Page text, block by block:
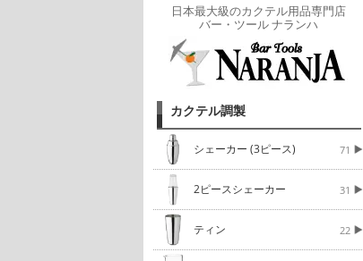
日本最大級のカクテル用品専門店
バー・ツール ナランハ
カクテル調製
シェーカー (3ピース) 71
2ピースシェーカー 31
ティン 22